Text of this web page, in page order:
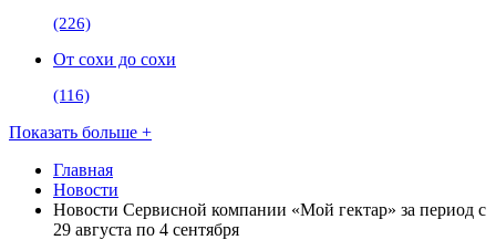
(226)
От сохи до сохи
(116)
Показать больше +
Главная
Новости
Новости Сервисной компании «Мой гектар» за период с
29 августа по 4 сентября